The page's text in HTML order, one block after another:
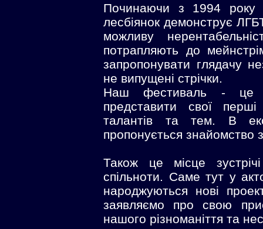
Починаючи з 1994 року
лесбіянок демонструє
можливу
потрапляють до
запропонувати глядачу
не випущені стрічки.
Наш фестиваль - це
представити свої
талантів та тем. В
пропонується знайомство
Також це місце
спільноти. Саме тут у
народжуються нові
заявляємо про свою
нашого різноманіття та